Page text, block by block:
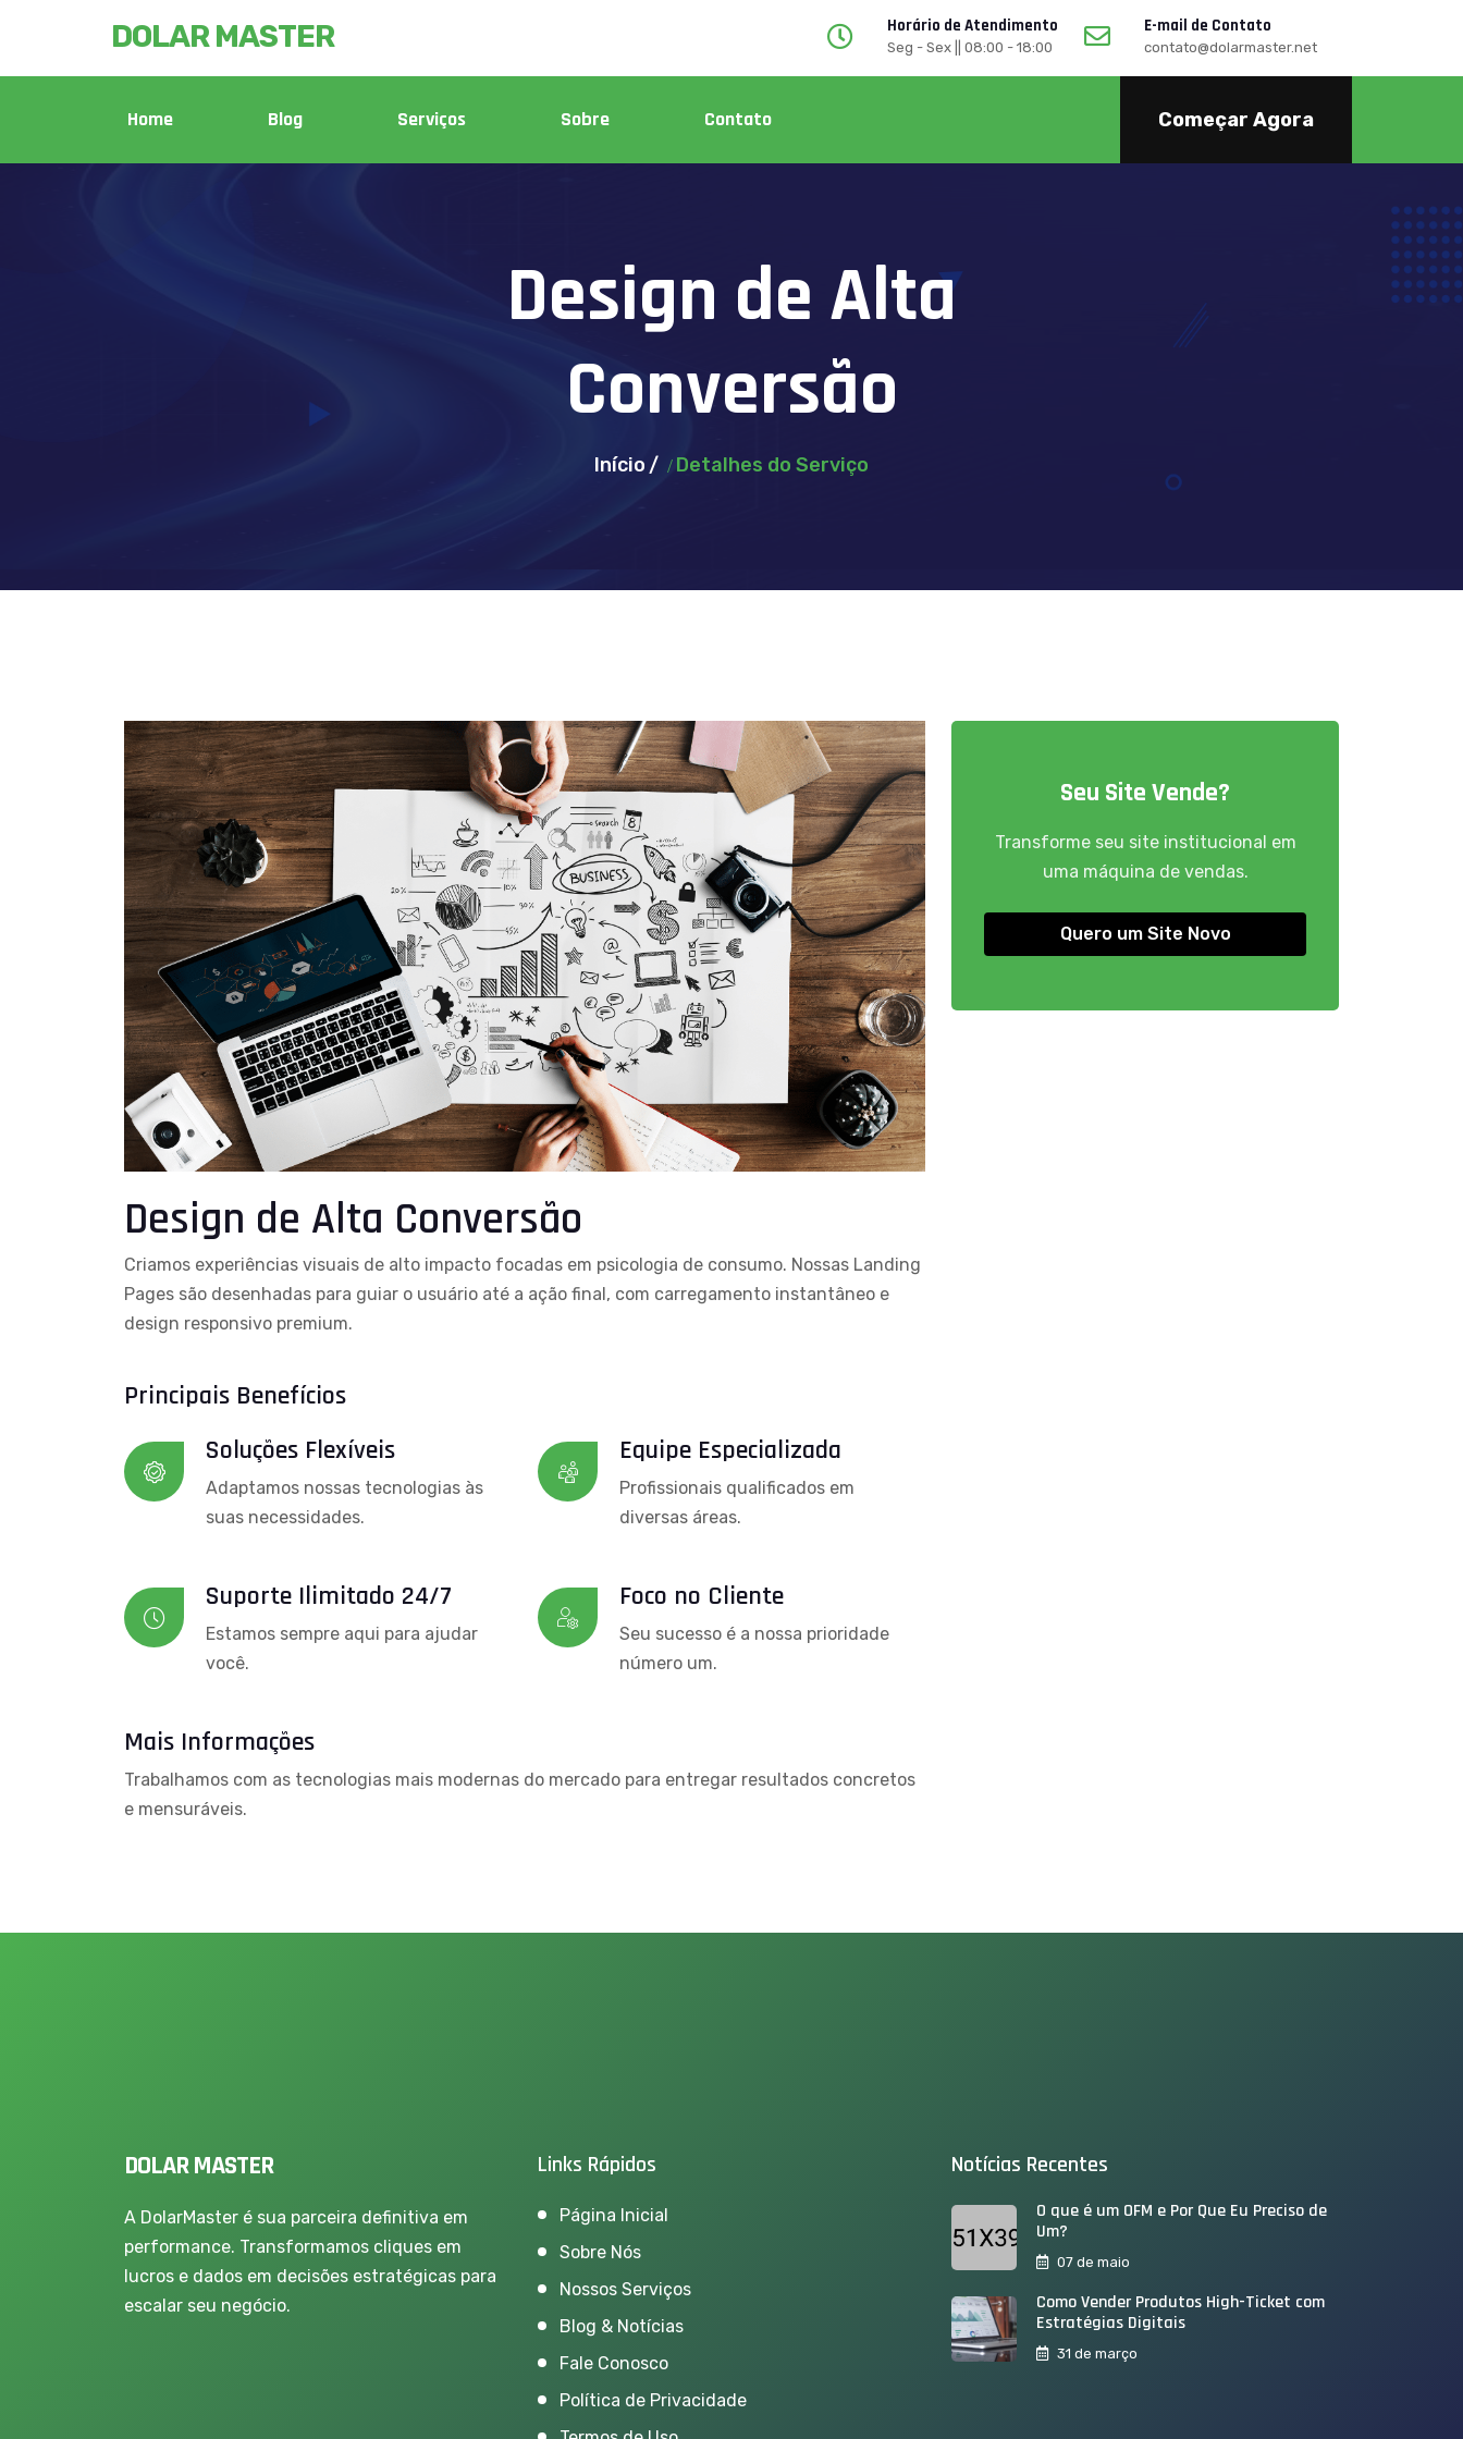
DOLAR MASTER Horário de Atendimento
Seg - Sex || 08:00 - 18:00
E-mail de Contato
contato@dolarmaster.net
Home Blog Serviços Sobre Contato Começar Agora
Design de Alta
Conversão
Início Detalhes do Serviço
Design de Alta Conversão
Criamos experiências visuais de alto impacto focadas em psicologia de consumo. Nossas Landing
Pages são desenhadas para guiar o usuário até a ação final, com carregamento instantâneo e
design responsivo premium.
Principais Benefícios
Soluções Flexíveis
Adaptamos nossas tecnologias às
suas necessidades.
Suporte Ilimitado 24/7
Estamos sempre aqui para ajudar
você.
Equipe Especializada
Profissionais qualificados em
diversas áreas.
Foco no Cliente
Seu sucesso é a nossa prioridade
número um.
Mais Informações
Trabalhamos com as tecnologias mais modernas do mercado para entregar resultados concretos
e mensuráveis.
Seu Site Vende?
Transforme seu site institucional em
uma máquina de vendas.
Quero um Site Novo
DOLAR MASTER
A DolarMaster é sua parceira definitiva em
performance. Transformamos cliques em
lucros e dados em decisões estratégicas para
escalar seu negócio.
Links Rápidos
Página Inicial
Sobre Nós
Nossos Serviços
Blog & Notícias
Fale Conosco
Política de Privacidade
Notícias Recentes
O que é um OFM e Por Que Eu Preciso de
Um?
07 de maio
Como Vender Produtos High-Ticket com
Estratégias Digitais
31 de março